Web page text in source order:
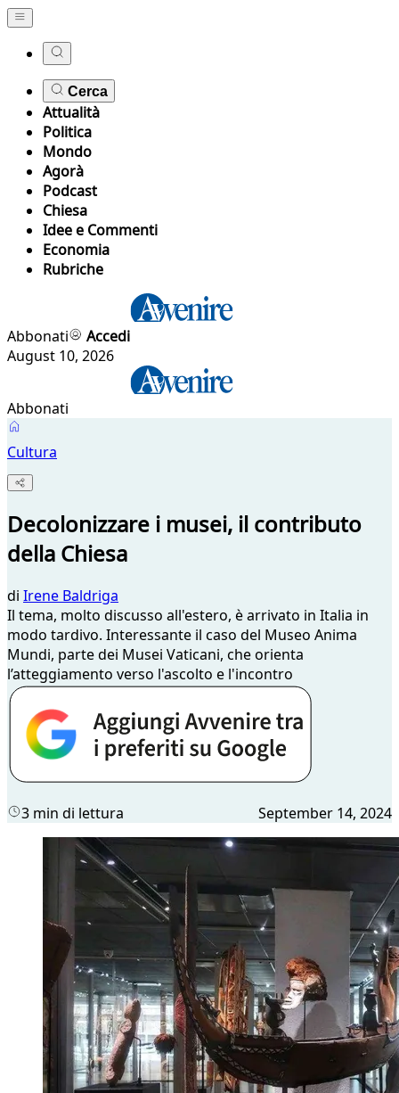
Cerca
Attualità
Politica
Mondo
Agorà
Podcast
Chiesa
Idee e Commenti
Economia
Rubriche
Abbonati
Accedi
August 10, 2026
Abbonati
Cultura
Decolonizzare i musei, il contributo
della Chiesa
di Irene Baldriga
Il tema, molto discusso all'estero, è arrivato in Italia in
modo tardivo. Interessante il caso del Museo Anima
Mundi, parte dei Musei Vaticani, che orienta
l’atteggiamento verso l'ascolto e l'incontro
3 min di lettura September 14, 2024